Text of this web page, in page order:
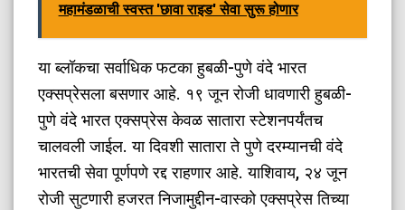
महामंडळाची स्वस्त 'छावा राइड' सेवा सुरू होणार
​या ब्लॉकचा सर्वाधिक फटका हुबळी-पुणे वंदे भारत
एक्सप्रेसला बसणार आहे. १९ जून रोजी धावणारी हुबळी-
पुणे वंदे भारत एक्सप्रेस केवळ सातारा स्टेशनपर्यंतच
चालवली जाईल. या दिवशी सातारा ते पुणे दरम्यानची वंदे
भारतची सेवा पूर्णपणे रद्द राहणार आहे. याशिवाय, २४ जून
रोजी सुटणारी हजरत निजामुद्दीन-वास्को एक्सप्रेस तिच्या